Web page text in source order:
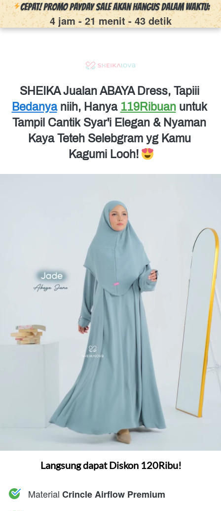
SHEIKA Jualan ABAYA Dress, Tapiii
Bedanya niih, Hanya 119Ribuan untuk
Tampil Cantik Syar'i Elegan & Nyaman
Kaya Teteh Selebgram yg Kamu
Kagumi Looh!
Langsung dapat Diskon 120Ribu!
Material Crincle Airflow Premium
CEPAT! PROMO PAYDAY SALE Akan Hangus Dalam Waktu:
4 jam -21 menit- 43 detik